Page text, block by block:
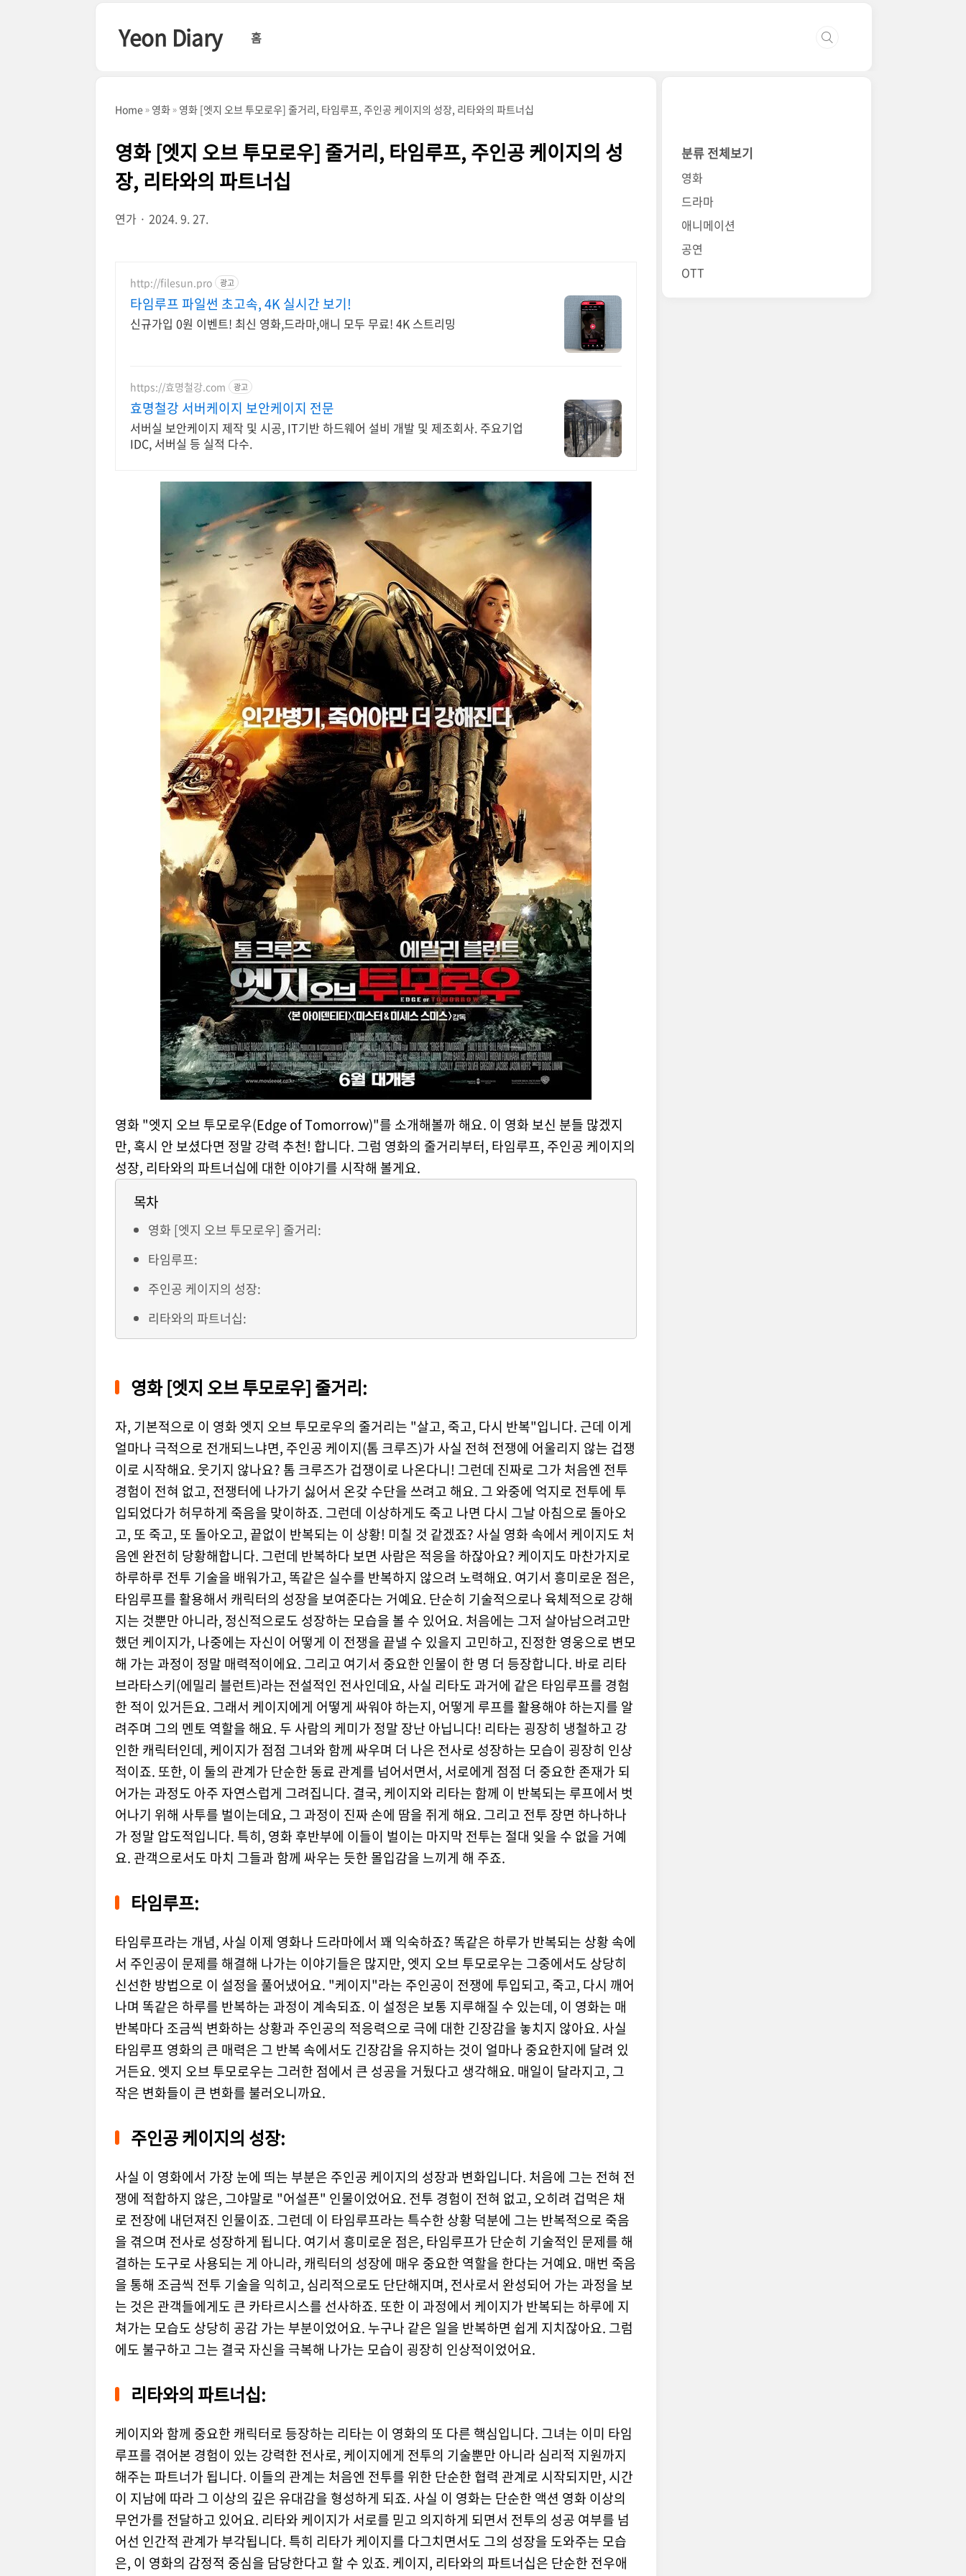
Yeon Diary 홈
Home 영화 영화 [엣지 오브 투모로우] 줄거리, 타임루프, 주인공 케이지의 성장, 리타와의 파트너십
영화 [엣지 오브 투모로우] 줄거리, 타임루프, 주인공 케이지의 성
장, 리타와의 파트너십
연가 2024. 9. 27.
http://filesun.pro 광고
타임루프 파일썬 초고속, 4K 실시간 보기!
신규가입 0원 이벤트! 최신 영화,드라마,애니 모두 무료! 4K 스트리밍
https://효명철강.com 광고
효명철강 서버케이지 보안케이지 전문
서버실 보안케이지 제작 및 시공, IT기반 하드웨어 설비 개발 및 제조회사. 주요기업
IDC, 서버실 등 실적 다수.
영화 "엣지 오브 투모로우(Edge of Tomorrow)"를 소개해볼까 해요. 이 영화 보신 분들 많겠지
만, 혹시 안 보셨다면 정말 강력 추천! 합니다. 그럼 영화의 줄거리부터, 타임루프, 주인공 케이지의
성장, 리타와의 파트너십에 대한 이야기를 시작해 볼게요.
목차
영화 [엣지 오브 투모로우] 줄거리:
타임루프:
주인공 케이지의 성장:
리타와의 파트너십:
영화 [엣지 오브 투모로우] 줄거리:
자, 기본적으로 이 영화 엣지 오브 투모로우의 줄거리는 "살고, 죽고, 다시 반복"입니다. 근데 이게
얼마나 극적으로 전개되느냐면, 주인공 케이지(톰 크루즈)가 사실 전혀 전쟁에 어울리지 않는 겁쟁
이로 시작해요. 웃기지 않나요? 톰 크루즈가 겁쟁이로 나온다니! 그런데 진짜로 그가 처음엔 전투
경험이 전혀 없고, 전쟁터에 나가기 싫어서 온갖 수단을 쓰려고 해요. 그 와중에 억지로 전투에 투
입되었다가 허무하게 죽음을 맞이하죠. 그런데 이상하게도 죽고 나면 다시 그날 아침으로 돌아오
고, 또 죽고, 또 돌아오고, 끝없이 반복되는 이 상황! 미칠 것 같겠죠? 사실 영화 속에서 케이지도 처
음엔 완전히 당황해합니다. 그런데 반복하다 보면 사람은 적응을 하잖아요? 케이지도 마찬가지로
하루하루 전투 기술을 배워가고, 똑같은 실수를 반복하지 않으려 노력해요. 여기서 흥미로운 점은,
타임루프를 활용해서 캐릭터의 성장을 보여준다는 거예요. 단순히 기술적으로나 육체적으로 강해
지는 것뿐만 아니라, 정신적으로도 성장하는 모습을 볼 수 있어요. 처음에는 그저 살아남으려고만
했던 케이지가, 나중에는 자신이 어떻게 이 전쟁을 끝낼 수 있을지 고민하고, 진정한 영웅으로 변모
해 가는 과정이 정말 매력적이에요. 그리고 여기서 중요한 인물이 한 명 더 등장합니다. 바로 리타
브라타스키(에밀리 블런트)라는 전설적인 전사인데요, 사실 리타도 과거에 같은 타임루프를 경험
한 적이 있거든요. 그래서 케이지에게 어떻게 싸워야 하는지, 어떻게 루프를 활용해야 하는지를 알
려주며 그의 멘토 역할을 해요. 두 사람의 케미가 정말 장난 아닙니다! 리타는 굉장히 냉철하고 강
인한 캐릭터인데, 케이지가 점점 그녀와 함께 싸우며 더 나은 전사로 성장하는 모습이 굉장히 인상
적이죠. 또한, 이 둘의 관계가 단순한 동료 관계를 넘어서면서, 서로에게 점점 더 중요한 존재가 되
어가는 과정도 아주 자연스럽게 그려집니다. 결국, 케이지와 리타는 함께 이 반복되는 루프에서 벗
어나기 위해 사투를 벌이는데요, 그 과정이 진짜 손에 땀을 쥐게 해요. 그리고 전투 장면 하나하나
가 정말 압도적입니다. 특히, 영화 후반부에 이들이 벌이는 마지막 전투는 절대 잊을 수 없을 거예
요. 관객으로서도 마치 그들과 함께 싸우는 듯한 몰입감을 느끼게 해 주죠.
타임루프:
타임루프라는 개념, 사실 이제 영화나 드라마에서 꽤 익숙하죠? 똑같은 하루가 반복되는 상황 속에
서 주인공이 문제를 해결해 나가는 이야기들은 많지만, 엣지 오브 투모로우는 그중에서도 상당히
신선한 방법으로 이 설정을 풀어냈어요. "케이지"라는 주인공이 전쟁에 투입되고, 죽고, 다시 깨어
나며 똑같은 하루를 반복하는 과정이 계속되죠. 이 설정은 보통 지루해질 수 있는데, 이 영화는 매
반복마다 조금씩 변화하는 상황과 주인공의 적응력으로 극에 대한 긴장감을 놓치지 않아요. 사실
타임루프 영화의 큰 매력은 그 반복 속에서도 긴장감을 유지하는 것이 얼마나 중요한지에 달려 있
거든요. 엣지 오브 투모로우는 그러한 점에서 큰 성공을 거뒀다고 생각해요. 매일이 달라지고, 그
작은 변화들이 큰 변화를 불러오니까요.
주인공 케이지의 성장:
사실 이 영화에서 가장 눈에 띄는 부분은 주인공 케이지의 성장과 변화입니다. 처음에 그는 전혀 전
쟁에 적합하지 않은, 그야말로 "어설픈" 인물이었어요. 전투 경험이 전혀 없고, 오히려 겁먹은 채
로 전장에 내던져진 인물이죠. 그런데 이 타임루프라는 특수한 상황 덕분에 그는 반복적으로 죽음
을 겪으며 전사로 성장하게 됩니다. 여기서 흥미로운 점은, 타임루프가 단순히 기술적인 문제를 해
결하는 도구로 사용되는 게 아니라, 캐릭터의 성장에 매우 중요한 역할을 한다는 거예요. 매번 죽음
을 통해 조금씩 전투 기술을 익히고, 심리적으로도 단단해지며, 전사로서 완성되어 가는 과정을 보
는 것은 관객들에게도 큰 카타르시스를 선사하죠. 또한 이 과정에서 케이지가 반복되는 하루에 지
쳐가는 모습도 상당히 공감 가는 부분이었어요. 누구나 같은 일을 반복하면 쉽게 지치잖아요. 그럼
에도 불구하고 그는 결국 자신을 극복해 나가는 모습이 굉장히 인상적이었어요.
리타와의 파트너십:
케이지와 함께 중요한 캐릭터로 등장하는 리타는 이 영화의 또 다른 핵심입니다. 그녀는 이미 타임
루프를 겪어본 경험이 있는 강력한 전사로, 케이지에게 전투의 기술뿐만 아니라 심리적 지원까지
해주는 파트너가 됩니다. 이들의 관계는 처음엔 전투를 위한 단순한 협력 관계로 시작되지만, 시간
이 지남에 따라 그 이상의 깊은 유대감을 형성하게 되죠. 사실 이 영화는 단순한 액션 영화 이상의
무언가를 전달하고 있어요. 리타와 케이지가 서로를 믿고 의지하게 되면서 전투의 성공 여부를 넘
어선 인간적 관계가 부각됩니다. 특히 리타가 케이지를 다그치면서도 그의 성장을 도와주는 모습
은, 이 영화의 감정적 중심을 담당한다고 할 수 있죠. 케이지, 리타와의 파트너십은 단순한 전우애
분류 전체보기
영화
드라마
애니메이션
공연
OTT